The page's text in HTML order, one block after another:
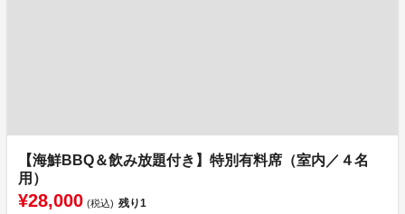
【海鮮BBQ＆飲み放題付き】特別有料席（室内／４名
用）
¥28,000 (税込) 残り1